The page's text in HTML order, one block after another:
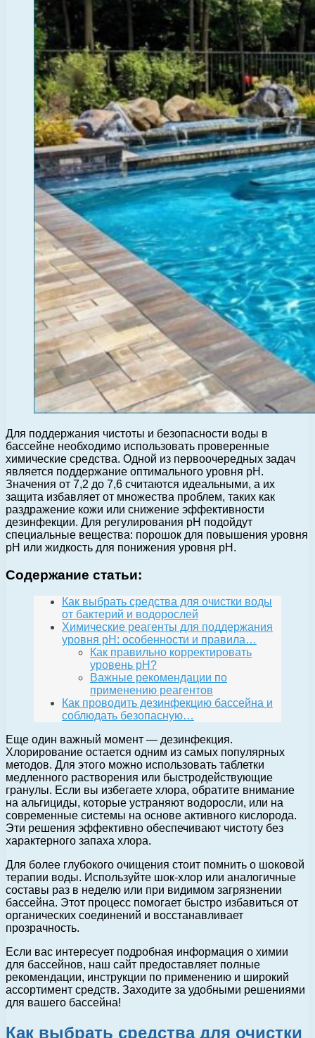
Для поддержания чистоты и безопасности воды в
бассейне необходимо использовать проверенные
химические средства. Одной из первоочередных задач
является поддержание оптимального уровня pH.
Значения от 7,2 до 7,6 считаются идеальными, а их
защита избавляет от множества проблем, таких как
раздражение кожи или снижение эффективности
дезинфекции. Для регулирования pH подойдут
специальные вещества: порошок для повышения уровня
pH или жидкость для понижения уровня pH.
Содержание статьи:
Как выбрать средства для очистки воды
от бактерий и водорослей
Химические реагенты для поддержания
уровня pH: особенности и правила…
Как правильно корректировать
уровень pH?
Важные рекомендации по
применению реагентов
Как проводить дезинфекцию бассейна и
соблюдать безопасную…
Еще один важный момент — дезинфекция.
Хлорирование остается одним из самых популярных
методов. Для этого можно использовать таблетки
медленного растворения или быстродействующие
гранулы. Если вы избегаете хлора, обратите внимание
на альгициды, которые устраняют водоросли, или на
современные системы на основе активного кислорода.
Эти решения эффективно обеспечивают чистоту без
характерного запаха хлора.
Для более глубокого очищения стоит помнить о шоковой
терапии воды. Используйте шок-хлор или аналогичные
составы раз в неделю или при видимом загрязнении
бассейна. Этот процесс помогает быстро избавиться от
органических соединений и восстанавливает
прозрачность.
Если вас интересует подробная информация о химии
для бассейнов, наш сайт предоставляет полные
рекомендации, инструкции по применению и широкий
ассортимент средств. Заходите за удобными решениями
для вашего бассейна!
Как выбрать средства для очистки